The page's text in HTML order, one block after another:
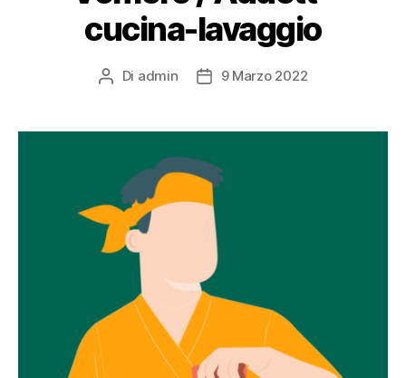
cucina-lavaggio
Di admin 9 Marzo 2022